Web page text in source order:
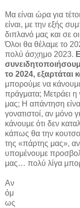
Μα είναι ώρα για
είναι, με την εξής
διπλανό μας και σε
Όλοι θα θέλαμε το
πολύ άσχημο 2023.
το 2024,
μπορούμε να
πράγματα; Μετράει η
μας; Η απάντηση
γονατιστοί, αν μόνο
κάνουμε ότι δεν
κάπως θα την
της «πάρτης μας»,
υπομένουμε
μας… πολύ λίγα
Αν
όμ
ως